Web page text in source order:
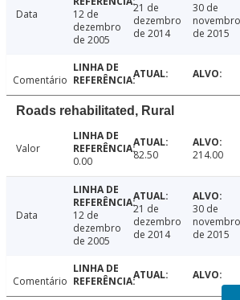
Data
12 de
dezembro
de 2005
21 de
dezembro
de 2014
30 de
novembro
de 2015
Comentário
Roads rehabilitated, Rural
Valor
0.00
82.50 214.00
Data
12 de
dezembro
de 2005
21 de
dezembro
de 2014
30 de
novembro
de 2015
Comentário